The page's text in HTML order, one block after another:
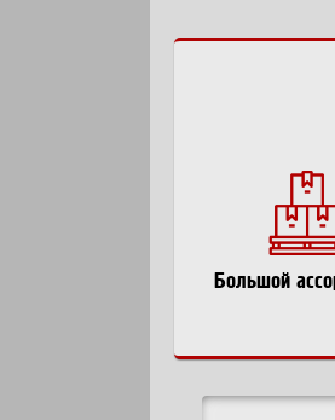
Большой